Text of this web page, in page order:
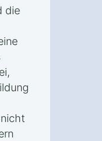
die